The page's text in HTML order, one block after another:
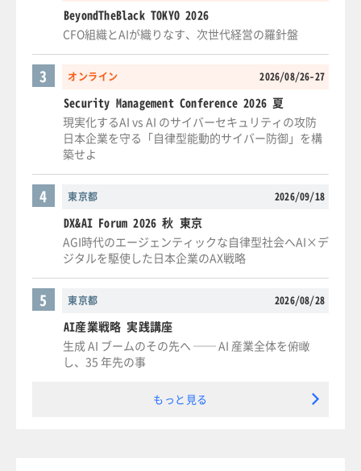
BeyondTheBlack TOKYO 2026
CFO組織とAIが織りなす、次世代経営の羅針盤
オンライン 2026/08/26-27
3
Security Management Conference 2026 夏
現実化するAI vs AI のサイバーセキュリティの攻防
日本企業を守る「自律型能動的サイバー防御」を構
築せよ
東京都 2026/09/18
4
DX&AI Forum 2026 秋 東京
AGI時代のエージェンティックな自律型社会へAI×デ
ジタルを駆使した日本企業のAX戦略
東京都 2026/08/28
5
AI産業戦略 実践講座
生成 AI ブームのその先へ ── AI 産業全体を俯瞰
し、35 年先の事
もっと見る